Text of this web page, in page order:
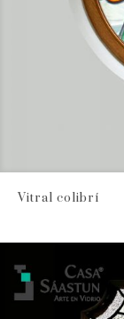
Vitral colibrí